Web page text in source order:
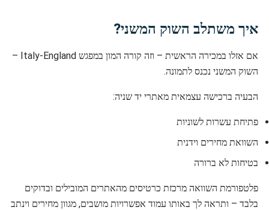
איך משתלב השוק המשני?
אם אזלו במכירה הראשית – וזה קורה המון במפגש Italy-England –
השוק המשני נכנס לתמונה.
הבעיה ברכישה עצמאית מאתרי יד שניה:
פתיחת עשרות לשוניות
השוואת מחירים וידנית
בטיחות לא ברורה
פלטפורמת השוואה מרכזת כרטיסים מהאתרים המובילים ובדוקים
בלבד – ותראה לך באותו עמוד אפשרויות מושבים, מגוון מחירים וינתב